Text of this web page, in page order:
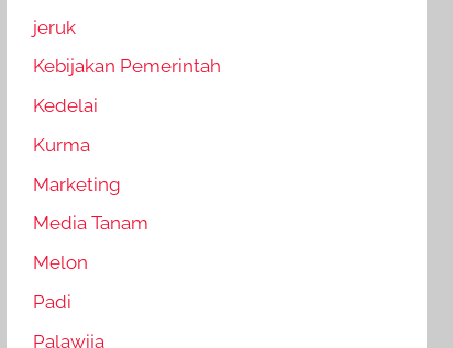
jeruk
Kebijakan Pemerintah
Kedelai
Kurma
Marketing
Media Tanam
Melon
Padi
Palawija